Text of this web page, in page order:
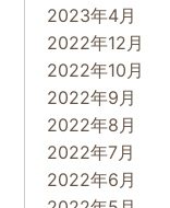
2023年4月
2022年12月
2022年10月
2022年9月
2022年8月
2022年7月
2022年6月